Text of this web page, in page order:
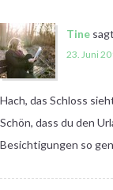
Tine
23. Juni
Hach, das Schloss
Schön, dass du den
Besichtigungen so